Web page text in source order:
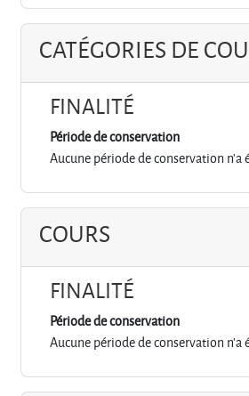
CATÉGORIES DE
FINALITÉ
Période de conservation
Aucune période de conservation n'a
COURS
FINALITÉ
Période de conservation
Aucune période de conservation n'a